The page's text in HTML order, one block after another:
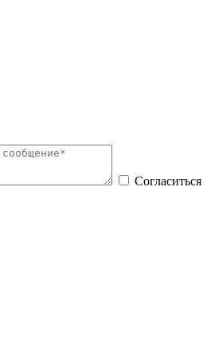
Согласиться